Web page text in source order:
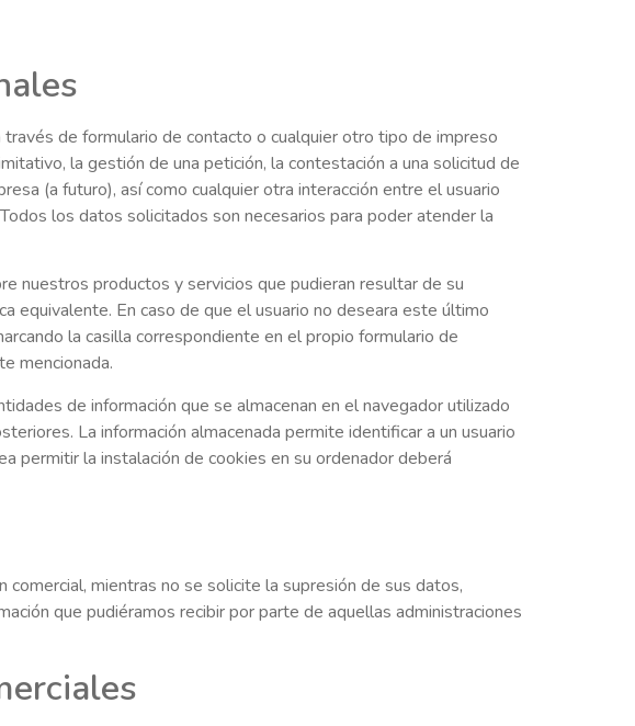
de formulario de contacto o cualquier otro tipo de impreso
la gestión de una petición, la contestación a una solicitud de
(a futuro), así como cualquier otra interacción entre el usuario
los datos solicitados son necesarios para poder atender la
nuestros productos y servicios que pudieran resultar de su
equivalente. En caso de que el usuario no deseara este último
la casilla correspondiente en el propio formulario de
mencionada.
de información que se almacenan en el navegador utilizado
La información almacenada permite identificar a un usuario
permitir la instalación de cookies en su ordenador deberá
mientras no se solicite la supresión de sus datos,
que pudiéramos recibir por parte de aquellas administraciones